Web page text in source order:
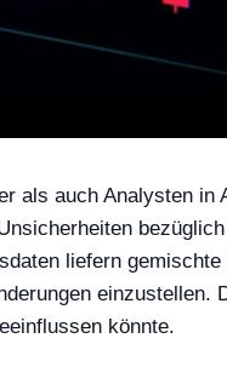
als auch Analysten
liefern
könnte.